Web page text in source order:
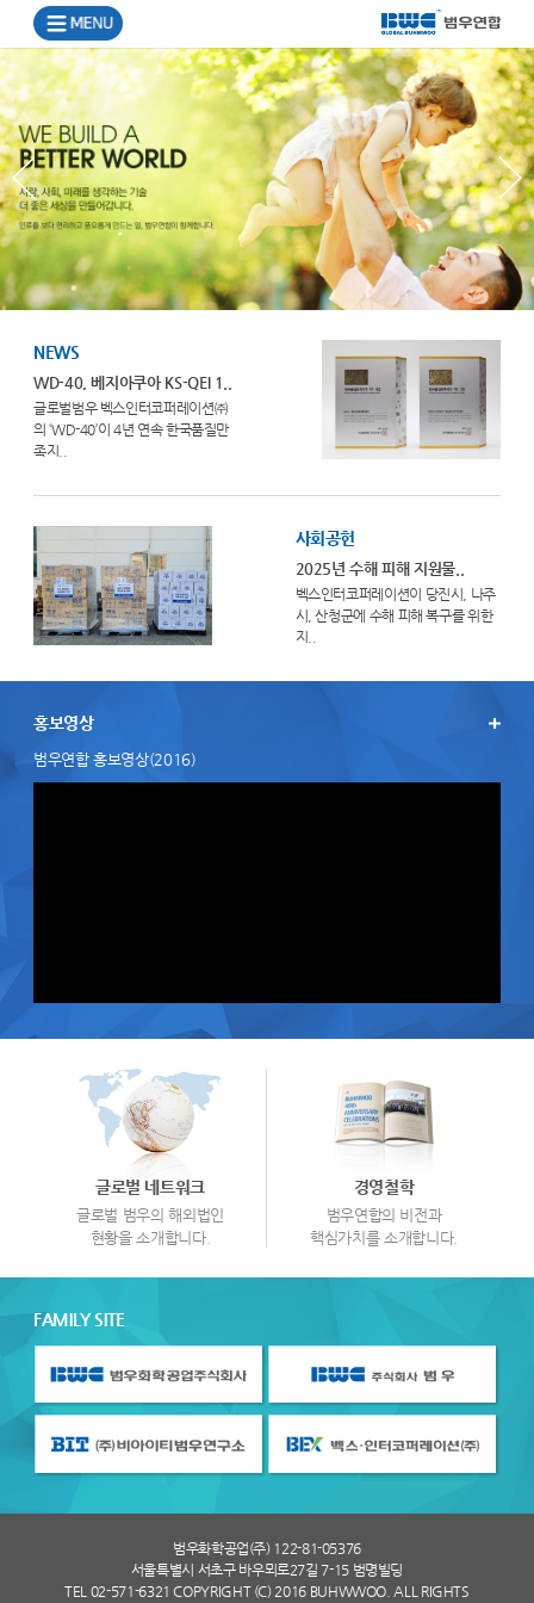
NEWS
WD-40, 베지아쿠아 KS-QEI 1..
글로벌범우 벡스인터코퍼레이션㈜
의 ‘WD-40’이 4년 연속 한국품질만
족지..
사회공헌
2025년 수해 피해 지원물..
벡스인터코퍼레이션이 당진시, 나주
시, 산청군에 수해 피해 복구를 위한
지..
홍보영상
범우연합 홍보영상(2016)
글로벌 네트워크
글로벌 범우의 해외법인
현황을 소개합니다.
경영철학
범우연합의 비전과
핵심가치를 소개합니다.
FAMILY SITE
범우화학공업(주) 122-81-05376
서울특별시 서초구 바우뫼로27길 7-15 범명빌딩
TEL 02-571-6321 COPYRIGHT (C) 2016 BUHWWOO. ALL RIGHTS